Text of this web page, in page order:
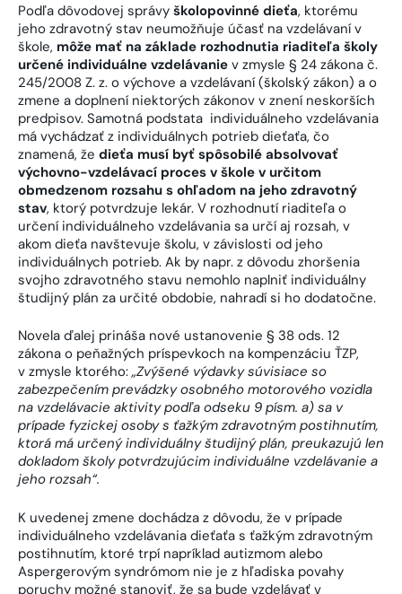
Podľa dôvodovej správy školopovinné dieťa, ktorému
jeho zdravotný stav neumožňuje účasť na vzdelávaní v
škole, môže mať na základe rozhodnutia riaditeľa školy
určené individuálne vzdelávanie v zmysle § 24 zákona č.
245/2008 Z. z. o výchove a vzdelávaní (školský zákon) a o
zmene a doplnení niektorých zákonov v znení neskorších
predpisov. Samotná podstata individuálneho vzdelávania
má vychádzať z individuálnych potrieb dieťaťa, čo
znamená, že dieťa musí byť spôsobilé absolvovať
výchovno-vzdelávací proces v škole v určitom
obmedzenom rozsahu s ohľadom na jeho zdravotný
stav, ktorý potvrdzuje lekár. V rozhodnutí riaditeľa o
určení individuálneho vzdelávania sa určí aj rozsah, v
akom dieťa navštevuje školu, v závislosti od jeho
individuálnych potrieb. Ak by napr. z dôvodu zhoršenia
svojho zdravotného stavu nemohlo naplniť individuálny
študijný plán za určité obdobie, nahradí si ho dodatočne.
Novela ďalej prináša nové ustanovenie § 38 ods. 12
zákona o peňažných príspevkoch na kompenzáciu ŤZP,
v zmysle ktorého:„Zvýšené výdavky súvisiace so
zabezpečením prevádzky osobného motorového vozidla
na vzdelávacie aktivity podľa odseku 9 písm. a) sa v
prípade fyzickej osoby s ťažkým zdravotným postihnutím,
ktorá má určený individuálny študijný plán, preukazujú len
dokladom školy potvrdzujúcim individuálne vzdelávanie a
jeho rozsah“.
K uvedenej zmene dochádza z dôvodu, že v prípade
individuálneho vzdelávania dieťaťa s ťažkým zdravotným
postihnutím, ktoré trpí napríklad autizmom alebo
Aspergerovým syndrómom nie je z hľadiska povahy
poruchy možné stanoviť, že sa bude vzdelávať v